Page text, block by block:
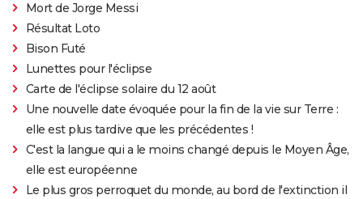
Mort de Jorge Messi
Résultat Loto
Bison Futé
Lunettes pour l'éclipse
Carte de l'éclipse solaire du 12 août
Une nouvelle date évoquée pour la fin de la vie sur Terre :
elle est plus tardive que les précédentes !
C'est la langue qui a le moins changé depuis le Moyen Âge,
elle est européenne
Le plus gros perroquet du monde, au bord de l'extinction il